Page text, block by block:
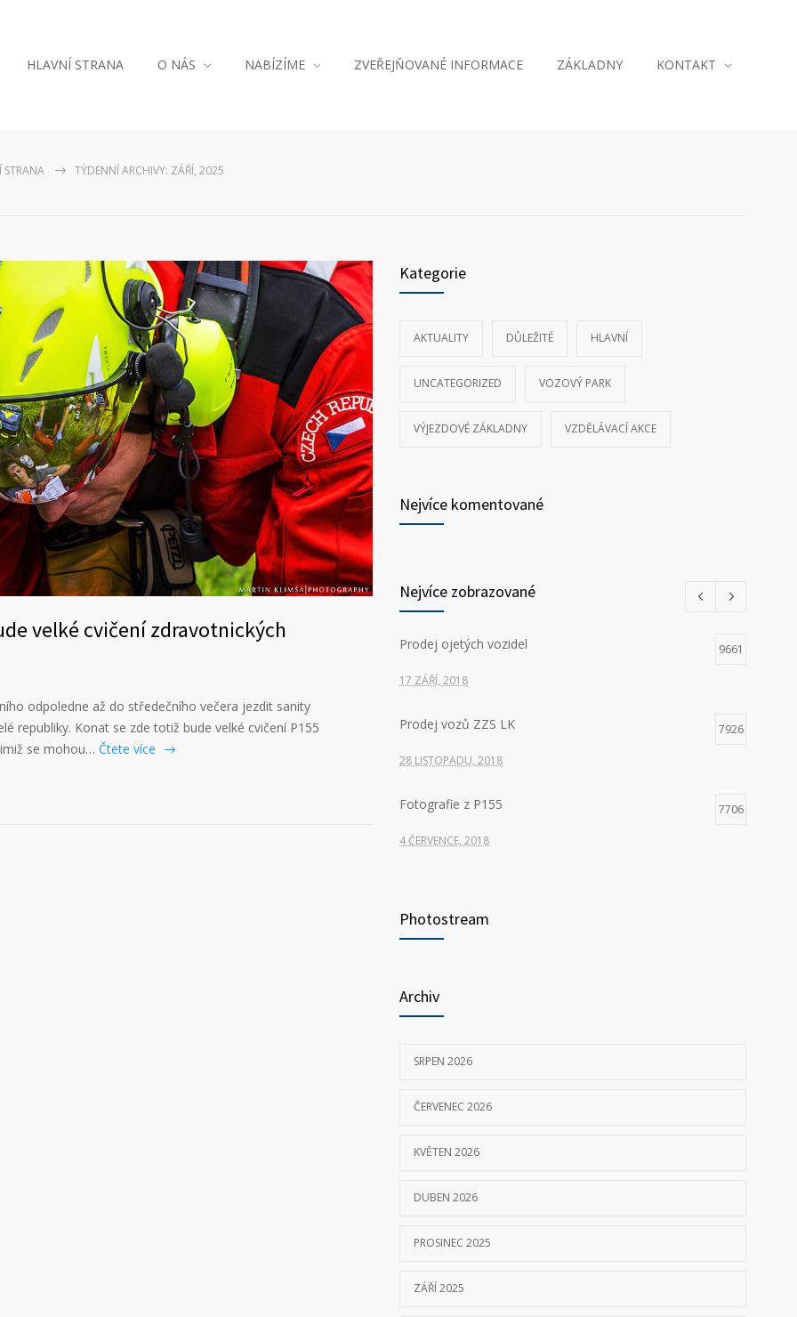
HLAVNÍ STRANA O NÁS NABÍZÍME ZVEŘEJŇOVANÉ INFORMACE ZÁKLADNY KONTAKT
STRANA TÝDENNÍ ARCHIVY: ZÁŘÍ, 2025
velké cvičení zdravotnických
odpoledne až do středečního večera jezdit sanity
republiky. Konat se zde totiž bude velké cvičení P155
se mohou… Čtete více
Kategorie
AKTUALITY DŮLEŽITÉ HLAVNÍ
UNCATEGORIZED VOZOVÝ PARK
VÝJEZDOVÉ ZÁKLADNY VZDĚLÁVACÍ AKCE
Nejvíce komentované
Nejvíce zobrazované
Prodej ojetých vozidel 9661
17 ZÁŘÍ, 2018
Prodej vozů ZZS LK 7926
28 LISTOPADU, 2018
Fotografie z P155 7706
4 ČERVENCE, 2018
11 ČERVNA, 2018
Photostream
Archiv
SRPEN 2026
ČERVENEC 2026
KVĚTEN 2026
DUBEN 2026
PROSINEC 2025
ZÁŘÍ 2025